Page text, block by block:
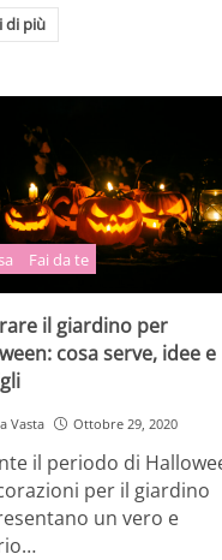
di più
Fai da te
il giardino per
cosa serve, idee e
Vasta Ottobre 29, 2020
il periodo di
per il giardino
un vero e